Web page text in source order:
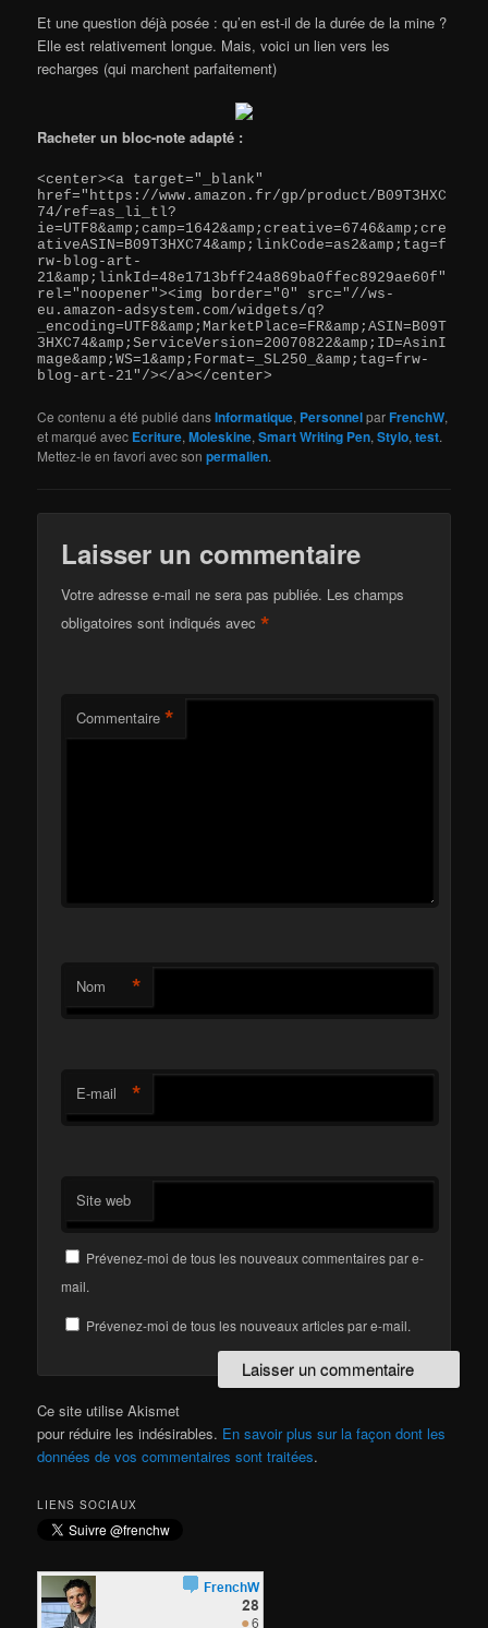
Et une question déjà posée : qu’en est-il de la durée de la mine ?
Elle est relativement longue. Mais, voici un lien vers les
recharges (qui marchent parfaitement)
Racheter un bloc-note adapté :
<center><a target="_blank"
href="https://www.amazon.fr/gp/product/B09T3HXC
74/ref=as_li_tl?
ie=UTF8&amp;camp=1642&amp;creative=6746&amp;cre
ativeASIN=B09T3HXC74&amp;linkCode=as2&amp;tag=f
rw-blog-art-
21&amp;linkId=48e1713bff24a869ba0ffec8929ae60f"
rel="noopener"><img border="0" src="//ws-
eu.amazon-adsystem.com/widgets/q?
_encoding=UTF8&amp;MarketPlace=FR&amp;ASIN=B09T
3HXC74&amp;ServiceVersion=20070822&amp;ID=AsinI
mage&amp;WS=1&amp;Format=_SL250_&amp;tag=frw-
blog-art-21"/></a></center>
Ce contenu a été publié dansInformatique, PersonnelparFrenchW,
et marqué avec Ecriture,Moleskine,Smart Writing Pen,Stylo,test.
Mettez-le en favori avec sonpermalien.
Laisser un commentaire
Votre adresse e-mail ne sera pas publiée. Les champs
obligatoires sont indiqués avec*
Commentaire *
Nom *
E-mail *
Site web
Prévenez-moi de tous les nouveaux commentaires par e-
mail.
Prévenez-moi de tous les nouveaux articles par e-mail.
Ce site utilise Akismet
pour réduire les indésirables. En savoir plus sur la façon dont les
données de vos commentaires sont traitées.
LIENS SOCIAUX